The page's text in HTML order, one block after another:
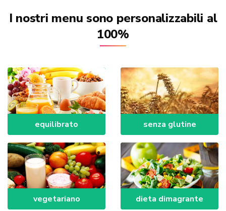
I nostri menu sono personalizzabili al
100%
equilibrato senza glutine
vegetariano dieta dimagrante